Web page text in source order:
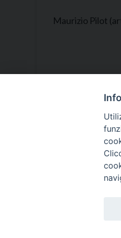
Maurizio Pilot